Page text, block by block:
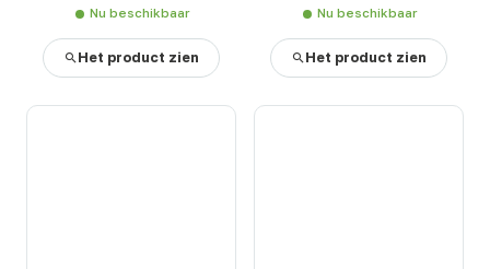
Nu beschikbaar
Het product zien
Nu beschikbaar
Het product zien